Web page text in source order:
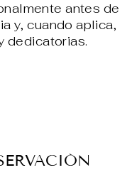
antes de
y, cuando aplica,
dedicatorias.